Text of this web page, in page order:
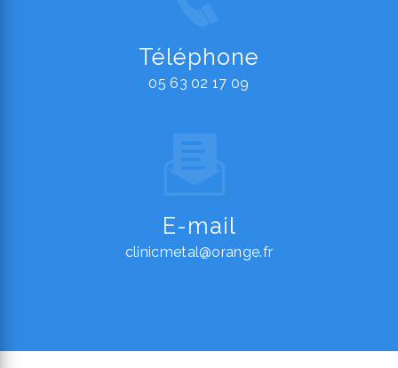
Téléphone
05 63 02 17 09
E-mail
clinicmetal@orange.fr